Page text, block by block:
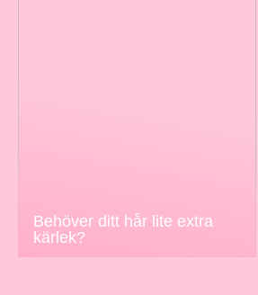
Behöver ditt hår lite extra
kärlek?